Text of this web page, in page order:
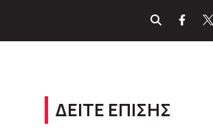
ΔΕΙΤΕ ΕΠΙΣΗΣ